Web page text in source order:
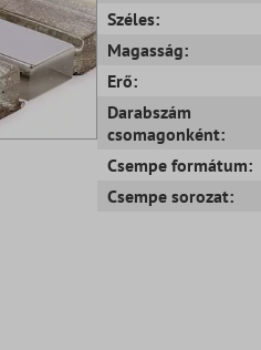
Széles:
Magasság:
Erő:
Darabszám
csomagonként:
Csempe formátum:
Csempe sorozat: